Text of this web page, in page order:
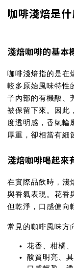
咖啡淺焙是
淺焙咖啡的基本
咖啡淺焙指的是在
較多原始風味特性
子內部的有機酸、
被保留下來。因此
度透明感，香氣輪
厚重，卻相當有細
淺焙咖啡喝起來
在實際品飲時，淺
與香氣表現。花香
但乾淨，口感偏向
常見的咖啡風味方
花香、柑橘
酸質明亮、